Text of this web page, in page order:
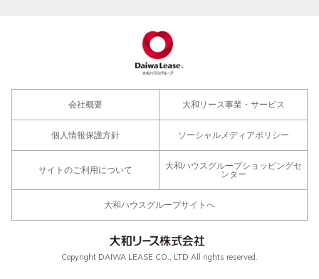
会社概要 大和リース事業・サービス
個人情報保護方針 ソーシャルメディアポリシー
サイトのご利用について
大和ハウスグループショッピングセ
ンター
大和ハウスグループサイトへ
Copyright DAIWA LEASE CO., LTD All rights reserved.